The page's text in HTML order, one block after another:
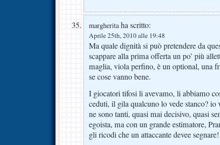
margheritaha scritto:
Aprile 25th, 2010 alle 19:48
Ma quale dignità si può pretendere da
scappare alla prima offerta un po’ più
maglia, viola perfino, è un optional, una
se cose vanno bene.
I giocatori tifosi li avevamo, li abbiamo
ceduti, il gila qualcuno lo vede stanco? io
ne sono tanti, quasi mai decisivo, quasi
egoista, ma con un grande estimatore,
gli ricodi che un attaccante devee segnare!